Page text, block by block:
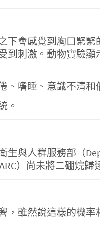
會感覺到胸口緊
刺激。動物實驗
嗜睡、意識不清和
。
與人群服務部（
）尚未將二硼烷歸
雖然說這樣的機